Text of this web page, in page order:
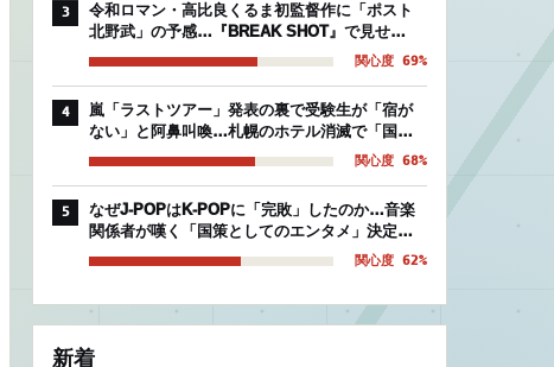
3
令和ロマン・高比良くるま初監督作に「ポスト
北野武」の予感…『BREAK SHOT』で見せ
た“芸人映画”の異常な完成度
関心度 69%
4
嵐「ラストツアー」発表の裏で受験生が「宿が
ない」と阿鼻叫喚…札幌のホテル消滅で「国立
後期組」を襲う絶望的被害
関心度 68%
5
なぜJ-POPはK-POPに「完敗」したのか…音楽
関係者が嘆く「国策としてのエンタメ」決定的
な温度差
関心度 62%
新着